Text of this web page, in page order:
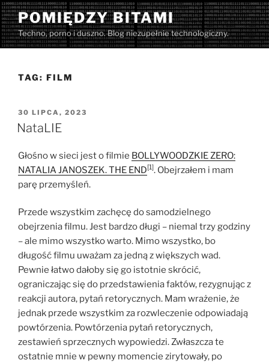
Przejdź
do
treści
POMIĘDZY BITAMI
Techno, porno i duszno. Blog niezupełnie technologiczny.
TAG: FILM
OPUBLIKOWANE
W
30 LIPCA, 2023
NataLIE
Głośno w sieci jest o filmie BOLLYWOODZKIE ZERO:
NATALIA JANOSZEK. THE END[1]. Obejrzałem i mam
parę przemyśleń.
Przede wszystkim zachęcę do samodzielnego
obejrzenia filmu. Jest bardzo długi – niemal trzy godziny
– ale mimo wszystko warto. Mimo wszystko, bo
długość filmu uważam za jedną z większych wad.
Pewnie łatwo dałoby się go istotnie skrócić,
ograniczając się do przedstawienia faktów, rezygnując z
reakcji autora, pytań retorycznych. Mam wrażenie, że
jednak przede wszystkim za rozwleczenie odpowiadają
powtórzenia. Powtórzenia pytań retorycznych,
zestawień sprzecznych wypowiedzi. Zwłaszcza te
ostatnie mnie w pewny momencie zirytowały, po